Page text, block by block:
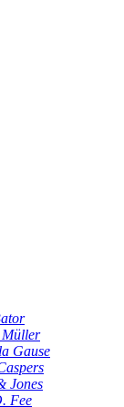
Gause
Jones
Fee